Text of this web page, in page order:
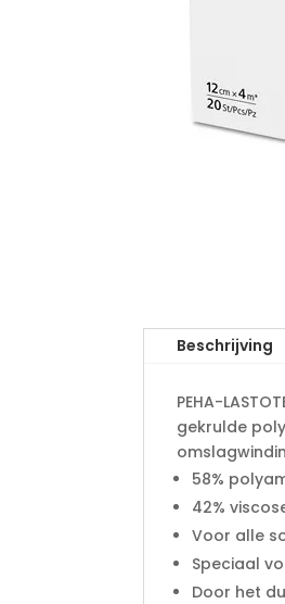
Beschrijving
PEHA-
gekrulde
58%
42%
Voor alle
Speciaal
Door het